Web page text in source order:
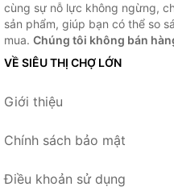
cùng sự nỗ lực không ngừng,
sản phẩm, giúp bạn có thể so
mua. Chúng tôi không bán
VỀ SIÊU THỊ CHỢ LỚN
Giới thiệu
Chính sách bảo mật
Điều khoản sử dụng